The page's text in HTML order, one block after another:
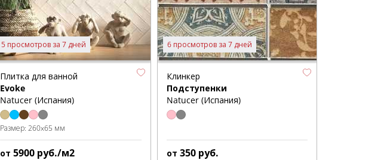
5 просмотров за 7 дней
Плитка для ванной
Evoke
Natucer (Испания)
Размер:260x65 мм
от5900 руб./м2
6 просмотров за 7 дней
Клинкер
Подступенки
Natucer (Испания)
от 350 руб.